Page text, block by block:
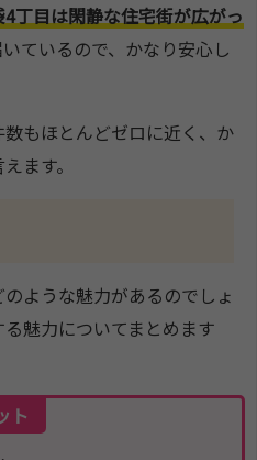
丁目は閑静な住宅街が広がっ
ているので、かなり安心し
もほとんどゼロに近く、か
ます。
ような魅力があるのでしょ
魅力についてまとめます
ト